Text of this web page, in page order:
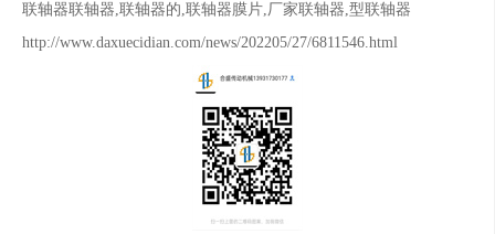
联轴器联轴器,联轴器的,联轴器膜片,厂家联轴器,型联轴器
http://www.daxuecidian.com/news/202205/27/6811546.html